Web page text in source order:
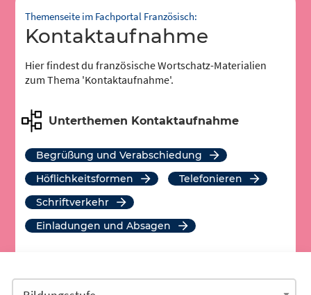
Themenseite im Fachportal Französisch:
Kontaktaufnahme
Hier findest du französische Wortschatz-Materialien
zum Thema 'Kontaktaufnahme'.
Unterthemen Kontaktaufnahme
Begrüßung und Verabschiedung
Höflichkeitsformen
Telefonieren
Schriftverkehr
Einladungen und Absagen